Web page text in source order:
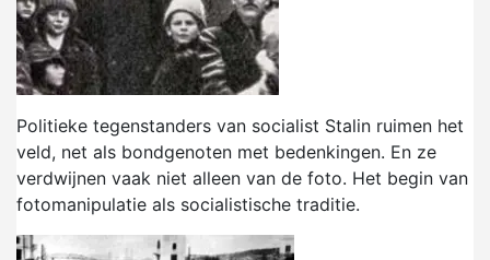
Politieke tegenstanders van socialist Stalin ruimen het
veld, net als bondgenoten met bedenkingen. En ze
verdwijnen vaak niet alleen van de foto. Het begin van
fotomanipulatie als socialistische traditie.